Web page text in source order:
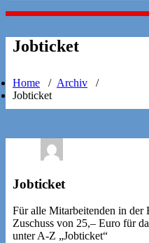
Jobticket
Home / Archiv /
Jobticket
Jobticket
Für alle Mitarbeitenden in der
Zuschuss von 25,– Euro für
unter A-Z „Jobticket“